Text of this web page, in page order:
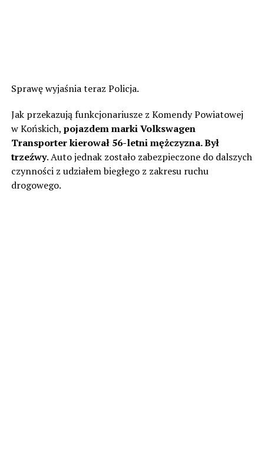
Sprawę wyjaśnia teraz Policja.
Jak przekazują funkcjonariusze z Komendy Powiatowej
w Końskich, pojazdem marki Volkswagen
Transporter kierował 56-letni mężczyzna. Był
trzeźwy. Auto jednak zostało zabezpieczone do dalszych
czynności z udziałem biegłego z zakresu ruchu
drogowego.